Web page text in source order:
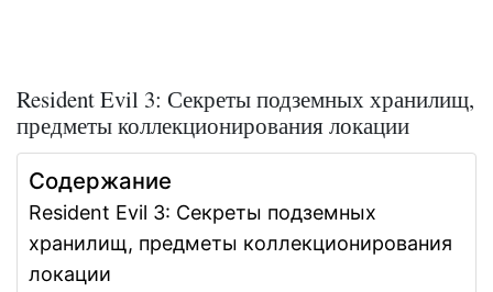
Resident Evil 3: Секреты подземных хранилищ,
предметы коллекционирования локации
Содержание
Resident Evil 3: Секреты подземных
хранилищ, предметы коллекционирования
локации